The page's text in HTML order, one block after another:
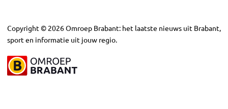
Copyright © 2026Omroep Brabant: het laatste nieuws uit Brabant,
sport en informatie uit jouw regio.